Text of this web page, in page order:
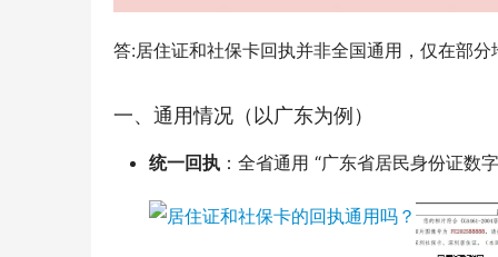
答:居住证和社保卡回执并非全国通用，仅在部
一、通用情况（以广东为例）
统一回执 ：全省通用 “广东省居民身份证数